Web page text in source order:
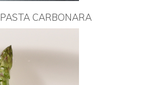
PASTA CARBONARA